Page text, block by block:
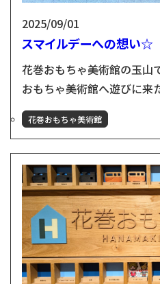
2025/09/01
スマイルデーへの想い☆
花巻おもちゃ美術館の玉山
おもちゃ美術館へ遊びに来
たしはここ(=花巻おもちゃ
こは、0歳から100歳まで
すべてのこどもが、ここで
ほしいなと思っていました
法人こどもホスピスを立ち
出会い。...
花巻おもちゃ美術館